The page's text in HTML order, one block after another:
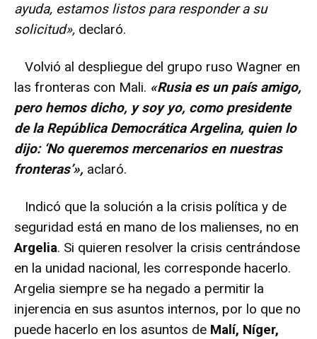
ayuda, estamos listos para responder a su
solicitud», declaró.
Volvió al despliegue del grupo ruso Wagner en
las fronteras con Mali. «Rusia es un país amigo,
pero hemos dicho, y soy yo, como presidente
de la República Democrática Argelina, quien lo
dijo: ‘No queremos mercenarios en nuestras
fronteras’», aclaró.
Indicó que la solución a la crisis política y de
seguridad está en mano de los malienses, no en
Argelia. Si quieren resolver la crisis centrándose
en la unidad nacional, les corresponde hacerlo.
Argelia siempre se ha negado a permitir la
injerencia en sus asuntos internos, por lo que no
puede hacerlo en los asuntos de Malí, Níger,